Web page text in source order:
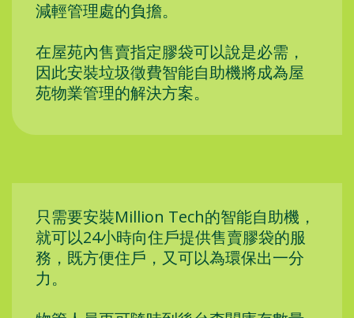
減輕管理處的負擔。
在屋苑內售賣指定膠袋可以說是必需，
因此安裝垃圾徵費智能自助機將成為屋
苑物業管理的解決方案。
只需要安裝Million Tech的智能自助機，
就可以24小時向住戶提供售賣膠袋的服
務，既方便住戶，又可以為環保出一分
力。